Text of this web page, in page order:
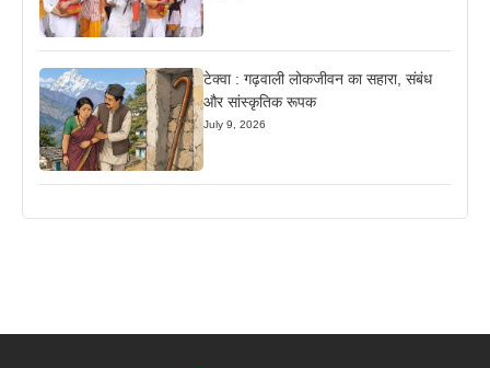
टेक्वा : गढ़वाली लोकजीवन का सहारा, संबंध
और सांस्कृतिक रूपक
July 9, 2026